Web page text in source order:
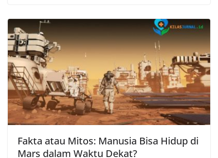
Fakta atau Mitos: Manusia Bisa Hidup di
Mars dalam Waktu Dekat?